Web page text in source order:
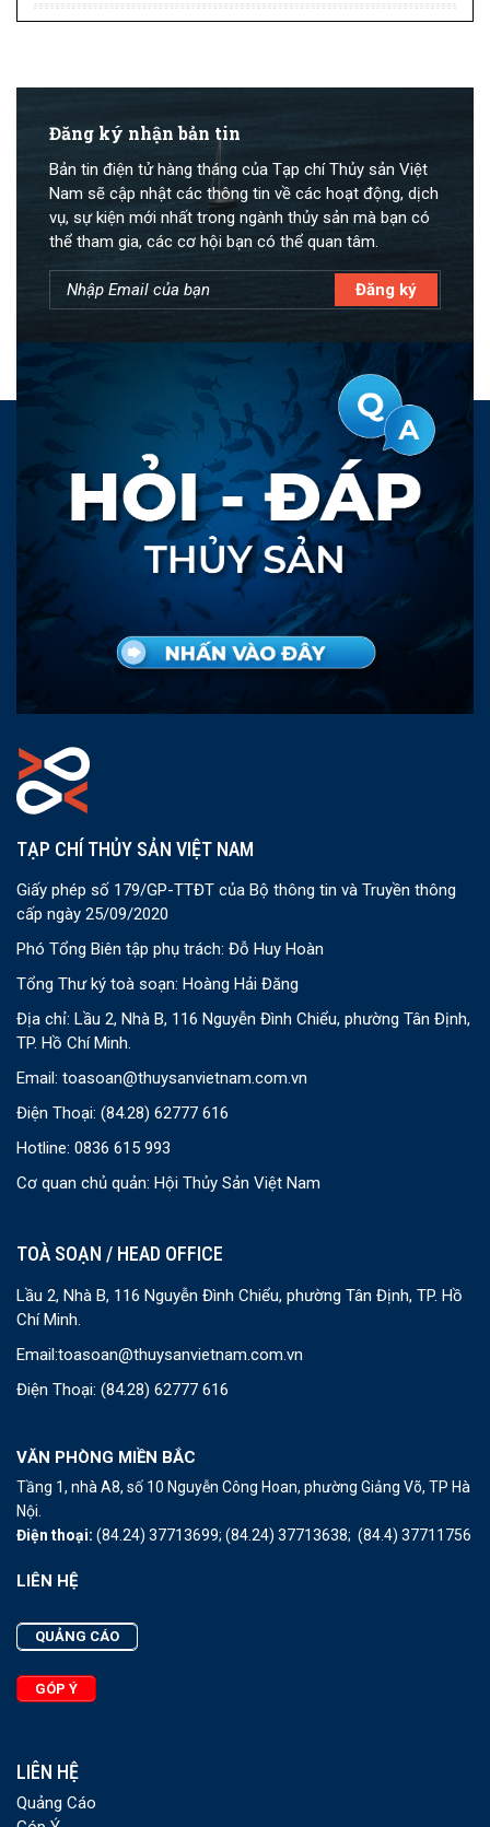
Đăng ký nhận bản tin
Bản tin điện tử hàng tháng của Tạp chí Thủy sản Việt
Nam sẽ cập nhật các thông tin về các hoạt động, dịch
vụ, sự kiện mới nhất trong ngành thủy sản mà bạn có
thể tham gia, các cơ hội bạn có thể quan tâm.
TẠP CHÍ THỦY SẢN VIỆT NAM
Giấy phép số 179/GP-TTĐT của Bộ thông tin và Truyền thông
cấp ngày 25/09/2020
Phó Tổng Biên tập phụ trách: Đỗ Huy Hoàn
Tổng Thư ký toà soạn: Hoàng Hải Đăng
Địa chỉ: Lầu 2, Nhà B, 116 Nguyễn Đình Chiểu, phường Tân Định,
TP. Hồ Chí Minh.
Email: toasoan@thuysanvietnam.com.vn
Điện Thoại: (84.28) 62777 616
Hotline: 0836 615 993
Cơ quan chủ quản: Hội Thủy Sản Việt Nam
TOÀ SOẠN / HEAD OFFICE
Lầu 2, Nhà B, 116 Nguyễn Đình Chiểu, phường Tân Định, TP. Hồ
Chí Minh.
Email:toasoan@thuysanvietnam.com.vn
Điện Thoại: (84.28) 62777 616
VĂN PHÒNG MIỀN BẮC
Tầng 1, nhà A8, số 10 Nguyễn Công Hoan, phường Giảng Võ, TP Hà
Nội.
Điện thoại: (84.24) 37713699; (84.24) 37713638; (84.4) 37711756
LIÊN HỆ
QUẢNG CÁO
GÓP Ý
LIÊN HỆ
Quảng Cáo